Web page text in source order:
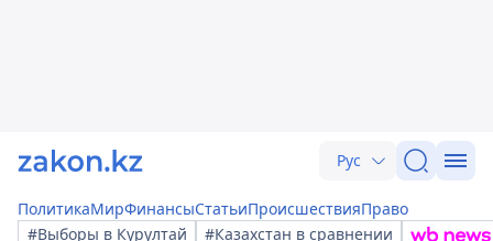
Рус
ПолитикаМирФинансыСтатьиПроисшествияПраво
#Выборы в Курултай
#Казахстан в сравнении